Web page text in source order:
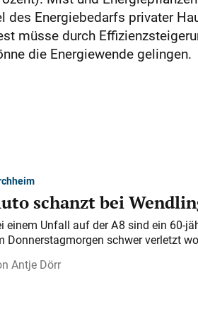
Energiebedarfs privater
müsse durch
die Energiewende gelingen.
schanzt bei
einem Unfall auf der A 8 sind ein 60-
Donnerstagmorgen schwer verletzt
Antje Dörr